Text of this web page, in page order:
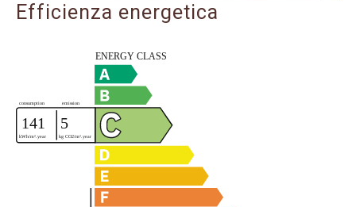
Efficienza energetica